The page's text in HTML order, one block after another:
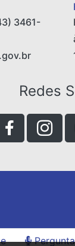
3461-
Redes